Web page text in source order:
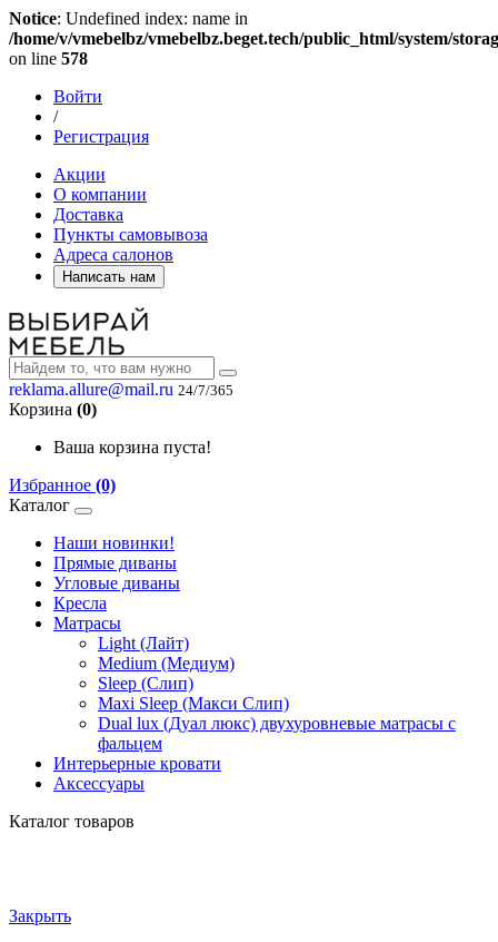
Notice: Undefined index: name in
/home/v/vmebelbz/vmebelbz.beget.tech/public_html/system/
on line 578
Войти
/
Регистрация
Акции
О компании
Доставка
Пункты самовывоза
Адреса салонов
Написать нам
reklama.allure@mail.ru 24/7/365
Корзина (0)
Ваша корзина пуста!
Избранное (0)
Каталог
Наши новинки!
Прямые диваны
Угловые диваны
Кресла
Матрасы
Light (Лайт)
Medium (Медиум)
Sleep (Слип)
Maxi Sleep (Макси Слип)
Dual lux (Дуал люкс) двухуровневые матрасы с
фальцем
Интерьерные кровати
Аксессуары
Каталог товаров
Закрыть